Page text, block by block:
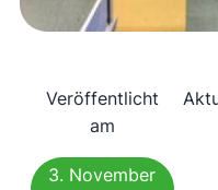
Veröffentlicht
am
3. November